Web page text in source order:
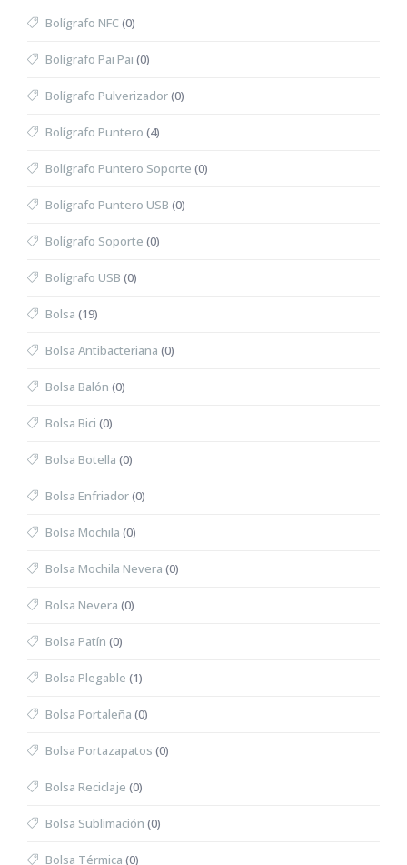
Bolígrafo NFC(0)
Bolígrafo Pai Pai (0)
Bolígrafo Pulverizador(0)
Bolígrafo Puntero (4)
Bolígrafo Puntero Soporte (0)
Bolígrafo Puntero USB (0)
Bolígrafo Soporte (0)
Bolígrafo USB (0)
Bolsa (19)
Bolsa Antibacteriana (0)
Bolsa Balón (0)
Bolsa Bici (0)
Bolsa Botella (0)
Bolsa Enfriador(0)
Bolsa Mochila (0)
Bolsa Mochila Nevera (0)
Bolsa Nevera (0)
Bolsa Patín (0)
Bolsa Plegable (1)
Bolsa Portaleña (0)
Bolsa Portazapatos (0)
Bolsa Reciclaje (0)
Bolsa Sublimación (0)
Bolsa Térmica (0)